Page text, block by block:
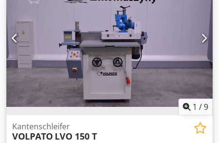
1 /9
Kantenschleifer
VOLPATO LVO 150 T